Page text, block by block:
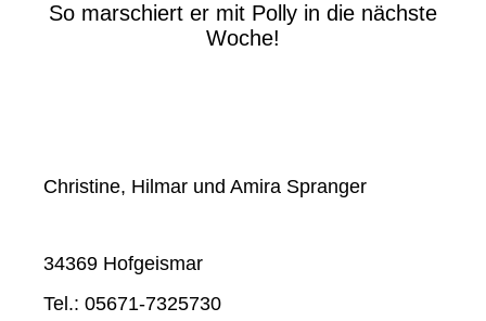
So marschiert er mit Polly in die nächste
Woche!
Christine, Hilmar und Amira Spranger
34369 Hofgeismar
Tel.: 05671-7325730